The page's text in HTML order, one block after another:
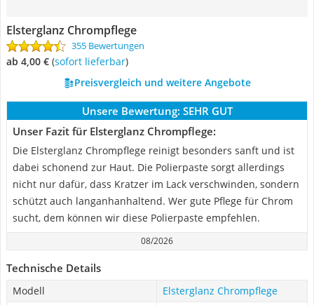
Elsterglanz Chrompflege
355 Bewertungen
ab 4,00 € ( Sofort lieferbar)
Preisvergleich und weitere Angebote
Unsere Bewertung: SEHR GUT
Unser Fazit für Elsterglanz Chrompflege:
Die Elsterglanz Chrompflege reinigt besonders sanft und ist
dabei schonend zur Haut. Die Polierpaste sorgt allerdings
nicht nur dafür, dass Kratzer im Lack verschwinden, sondern
schützt auch langanhanhaltend. Wer gute Pflege für Chrom
sucht, dem können wir diese Polierpaste empfehlen.
08/2026
Technische Details
Modell
Elsterglanz Chrompflege